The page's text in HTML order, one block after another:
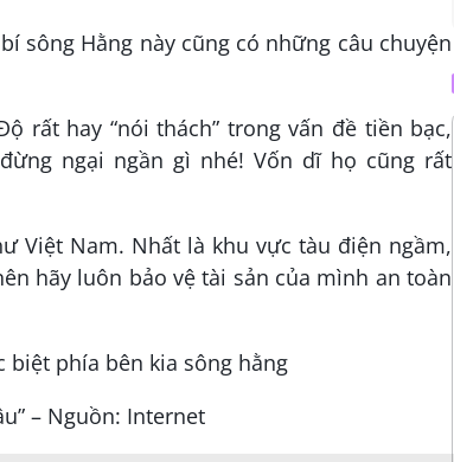
sông Hằng này cũng có những câu chuyện
rất hay “nói thách” trong vấn đề tiền bạc,
ngại ngần gì nhé! Vốn dĩ họ cũng rất
Việt Nam. Nhất là khu vực tàu điện ngầm,
hãy luôn bảo vệ tài sản của mình an toàn
– Nguồn: Internet